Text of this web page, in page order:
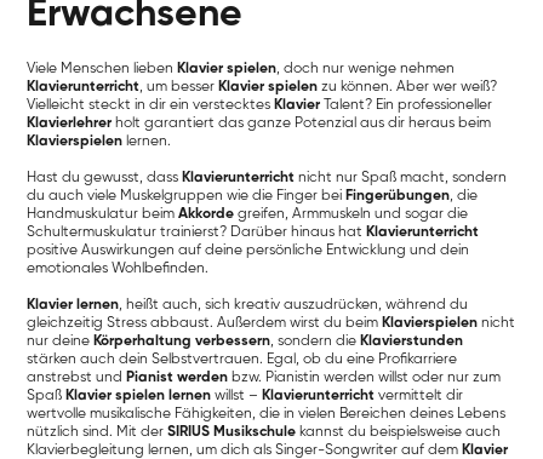
Erwachsene
Viele Menschen lieben Klavier spielen, doch nur wenige nehmen
Klavierunterricht, um besser Klavier spielen zu können. Aber wer weiß?
Vielleicht steckt in dir ein verstecktes Klavier Talent? Ein professioneller
Klavierlehrer holt garantiert das ganze Potenzial aus dir heraus beim
Klavierspielen lernen.
Hast du gewusst, dass Klavierunterricht nicht nur Spaß macht, sondern
du auch viele Muskelgruppen wie die Finger bei Fingerübungen, die
Handmuskulatur beimAkkorde greifen, Armmuskeln und sogar die
Schultermuskulatur trainierst? Darüber hinaus hat Klavierunterricht
positive Auswirkungen auf deine persönliche Entwicklung und dein
emotionales Wohlbefinden.
Klavier lernen, heißt auch, sich kreativ auszudrücken, während du
gleichzeitig Stress abbaust. Außerdem wirst du beim Klavierspielen nicht
nur deine Körperhaltung verbessern, sondern die Klavierstunden
stärken auch dein Selbstvertrauen. Egal, ob du eine Profikarriere
anstrebst und Pianist werden bzw. Pianistin werden willst oder nur zum
Spaß Klavier spielen lernen willst – Klavierunterricht vermittelt dir
wertvolle musikalische Fähigkeiten, die in vielen Bereichen deines Lebens
nützlich sind. Mit derSIRIUS Musikschule kannst du beispielsweise auch
Klavierbegleitung lernen, um dich als Singer-Songwriter auf dem Klavier